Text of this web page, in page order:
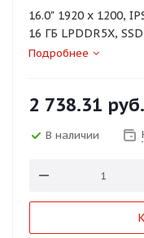
16.0" 1920 x 1200,
16 ГБ LPDDR5X,
без ОС, цвет
Подробнее
2 738.31 руб.
В наличии